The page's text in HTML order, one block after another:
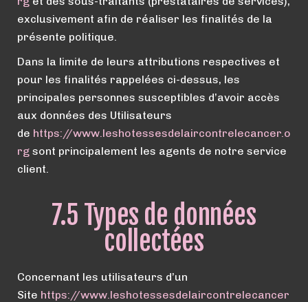
exclusivement afin de réaliser les finalités de la
présente politique.
Dans la limite de leurs attributions respectives et
pour les finalités rappelées ci-dessus, les
principales personnes susceptibles d’avoir accès
aux données des Utilisateurs
de https://www.leshotessesdelaircontrelecancer.o
rg sont principalement les agents de notre service
client.
7.5 Types de données
collectées
Concernant les utilisateurs d’un
Site https://www.leshotessesdelaircontrelecancer